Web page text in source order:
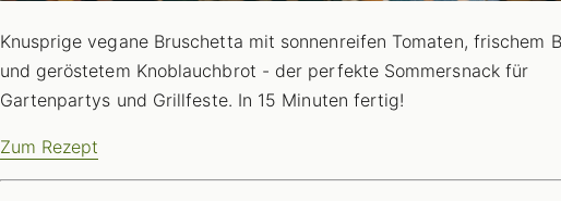
Knusprige vegane Bruschetta mit sonnenreifen Tomaten, frischem
und geröstetem Knoblauchbrot - der perfekte Sommersnack für
Gartenpartys und Grillfeste. In 15 Minuten fertig!
Zum Rezept